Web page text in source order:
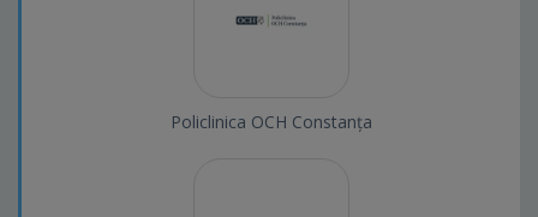
Policlinica OCH Constanța